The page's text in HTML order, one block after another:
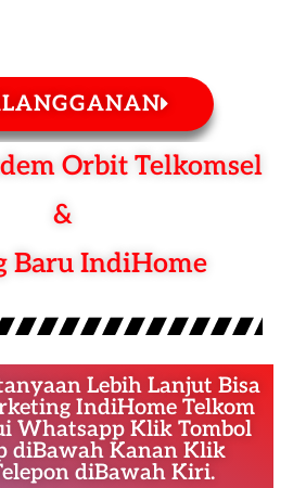
Orbit Telkomsel
&
Baru IndiHome
Lebih Lanjut Bisa
IndiHome Telkom
Whatsapp Klik Tombol
diBawah Kanan Klik
diBawah Kiri.